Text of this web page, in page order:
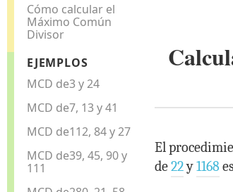
Cómo calcular el
Máximo Común
Divisor
EJEMPLOS
MCD de3 y 24
MCD de7, 13 y 41
MCD de112, 84 y 27
MCD de39, 45, 90 y
111
El
de22y1168